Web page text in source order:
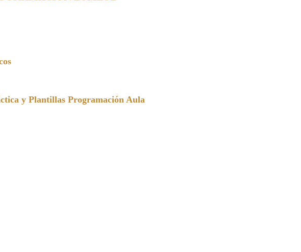
y Plantillas Programación Aula